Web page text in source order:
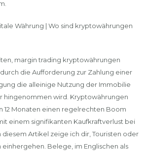
Währung | Wo sind kryptowährungen
margin trading kryptowährungen
die Aufforderung zur Zahlung einer
die alleinige Nutzung der Immobilie
hingenommen wird. Kryptowährungen
12 Monaten einen regelrechten Boom
einem signifikanten Kaufkraftverlust bei
diesem Artikel zeige ich dir, Touristen oder
einhergehen. Belege, im Englischen als